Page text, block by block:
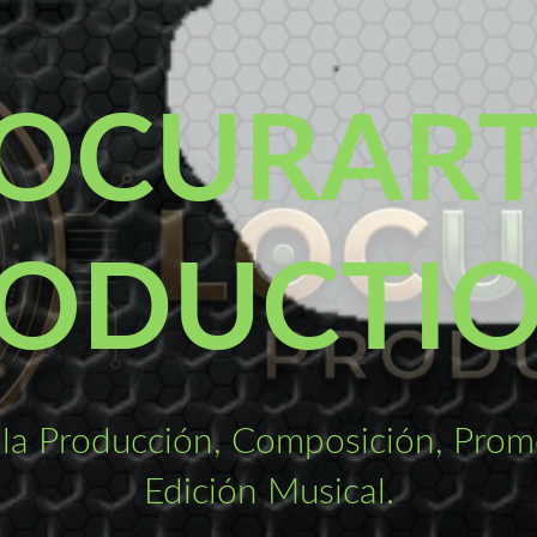
Producción, Composición,
Edición Musical.